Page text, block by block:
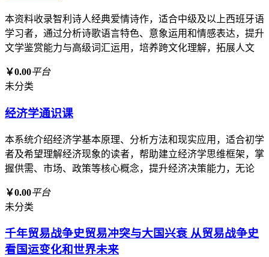
本资料收录智利诗人经典爱情诗作，适合中级及以上西班牙语
学习者，通过分析诗歌语言特色、意象运用和情感表达，提升
文学鉴赏能力与高级词汇运用，培养跨文化理解，拓展人文
￥0.00平台
未分类
经济学通识课
本系统介绍经济学基本原理、分析方法和现实应用，适合初学
者及希望理解经济现象的读者，帮助建立经济学思维框架，掌
握供需、市场、政策等核心概念，提升经济决策能力，无论
￥0.00平台
未分类
千年贸易战争史贸易冲突与大国兴衰 从贸易战争史
看国运变化和世界未来